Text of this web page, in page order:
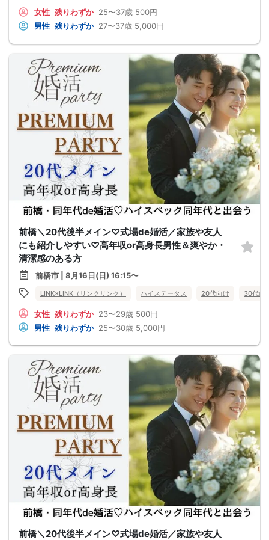
女性 残りわずか 25〜37歳 500円
男性 残りわずか 27〜37歳 5,000円
前橋＼20代後半メイン♡式場de婚活／家族や友人
にも紹介しやすい♡高年収or高身長男性＆爽やか・
清潔感のある方
前橋市 | 8月16日(日) 16:15〜
LINK×LINK（リンクリンク） ハイステータス 20代向け 30代向
女性 残りわずか 23〜29歳 500円
男性 残りわずか 25〜30歳 5,000円
前橋＼20代後半メイン♡式場de婚活／家族や友人